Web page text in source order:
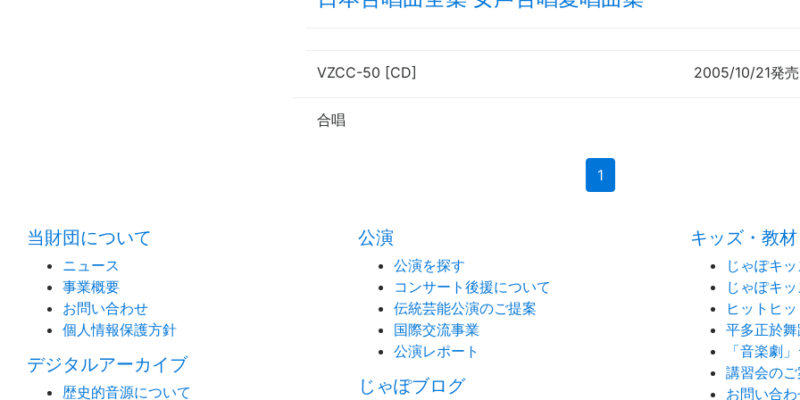
VZCC-50 [CD] 2005/10/21発売
合唱
1(current)
当財団について
ニュース
事業概要
お問い合わせ
個人情報保護方針
デジタルアーカイブ
歴史的音源について
公演
公演を探す
コンサート後援について
伝統芸能公演のご提案
国際交流事業
公演レポート
じゃぽブログ
キッズ・教材
じゃぽキ
じゃぽキ
ヒットヒ
平多正於
「音楽劇
講習会の
お問い合